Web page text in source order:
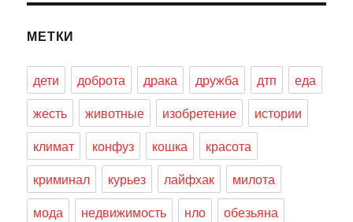
МЕТКИ
дети доброта драка дружба дтп
еда
жесть
животные изобретение
истории
климат
конфуз кошка
красота
криминал
курьез лайфхак
милота
мода
недвижимость нло
обезьяна